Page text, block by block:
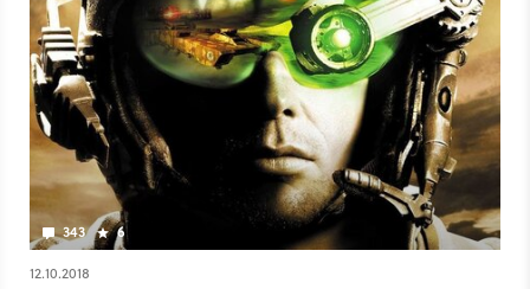
343 6
12.10.2018